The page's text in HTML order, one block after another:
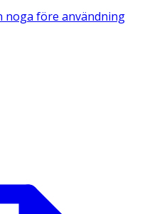
noga före användning